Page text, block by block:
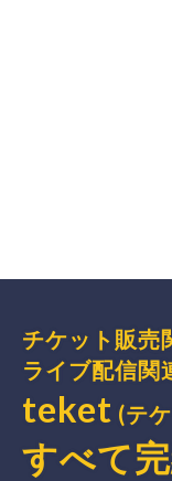
チケット販売
ライブ配信関
teket (テ
すべて